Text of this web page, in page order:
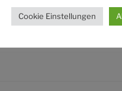
Cookie Einstellungen